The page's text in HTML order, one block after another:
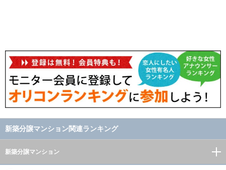
新築分譲マンション関連ランキング
新築分譲マンション